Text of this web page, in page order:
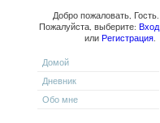
Добро пожаловать, Гость.
Пожалуйста, выберите: Вход
или Регистрация.
Домой
Дневник
Обо мне